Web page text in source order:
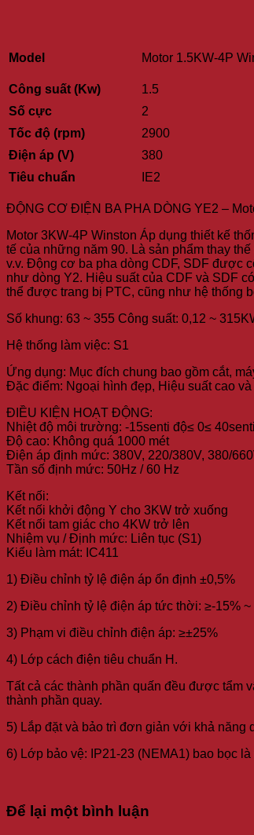
Model Motor 1.5KW-4P
Công suất (Kw) 1.5
Số cực
2
Tốc độ (rpm)
2900
Điện áp (V)
380
Tiêu chuẩn
IE2
ĐỘNG CƠ ĐIỆN BA PHA DÒNG YE2 –
Motor 3KW-4P Winston Áp dụng thiết kế
tế của những năm 90. Là sản phẩm thay
v.v. Động cơ ba pha dòng CDF, SDF được
như dòng Y2. Hiệu suất của CDF và SDF
thể được trang bị PTC, cũng như hệ thống
Số khung: 63 ~ 355 Công suất: 0,12 ~
Hệ thống làm việc: S1
Ứng dụng: Mục đích chung bao gồm cắt,
Đặc điểm: Ngoại hình đẹp, Hiệu suất cao
ĐIỀU KIỆN HOẠT ĐỘNG:
Nhiệt độ môi trường: -15senti độ≤ 0≤
Độ cao: Không quá 1000 mét
Điện áp định mức: 380V, 220/380V, 380/
Tần số định mức: 50Hz / 60 Hz
Kết nối:
Kết nối khởi động Y cho 3KW trở xuống
Kết nối tam giác cho 4KW trở lên
Nhiệm vụ / Định mức: Liên tục (S1)
Kiểu làm mát: IC411
1) Điều chỉnh tỷ lệ điện áp ổn định ±0,5%
2) Điều chỉnh tỷ lệ điện áp tức thời: ≥-15% ~
3) Phạm vi điều chỉnh điện áp: ≥±25%
4) Lớp cách điện tiêu chuẩn H.
Tất cả các thành phần quấn đều được tẩm
thành phần quay.
5) Lắp đặt và bảo trì đơn giản với khả năng
6) Lớp bảo vệ: IP21-23 (NEMA1) bao bọc
Để lại một bình luận